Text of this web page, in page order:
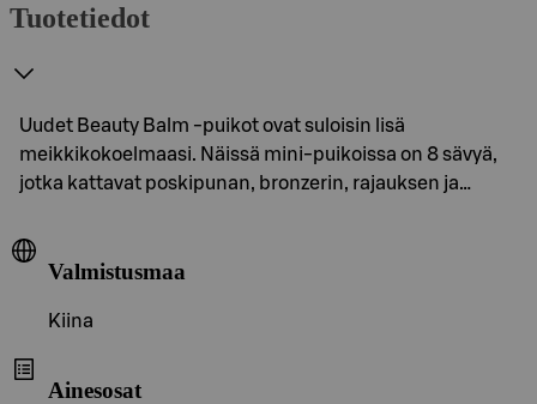
Tuotetiedot
Uudet Beauty Balm -puikot ovat suloisin lisä
meikkikokoelmaasi. Näissä mini-puikoissa on 8 sävyä,
jotka kattavat poskipunan, bronzerin, rajauksen ja…
Valmistusmaa
Kiina
Ainesosat